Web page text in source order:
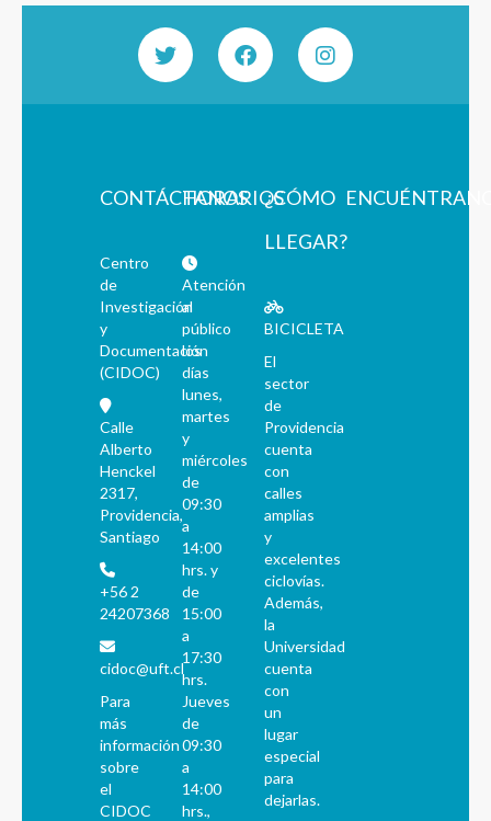
CONTÁCTANOS
Centro
de
Investigación
y
Documentación
(CIDOC)
Calle
Alberto
Henckel
2317,
Providencia,
Santiago
+56 2
24207368
cidoc@uft.cl
Para
más
información
sobre
el
CIDOC
HORARIOS
Atención
al
público
los
días
lunes,
martes
y
miércoles
de
09:30
a
14:00
hrs. y
de
15:00
a
17:30
hrs.
Jueves
de
09:30
a
14:00
hrs.,
¿CÓMO
LLEGAR?
BICICLETA
El
sector
de
Providencia
cuenta
con
calles
amplias
y
excelentes
ciclovías.
Además,
la
Universidad
cuenta
con
un
lugar
especial
para
dejarlas.